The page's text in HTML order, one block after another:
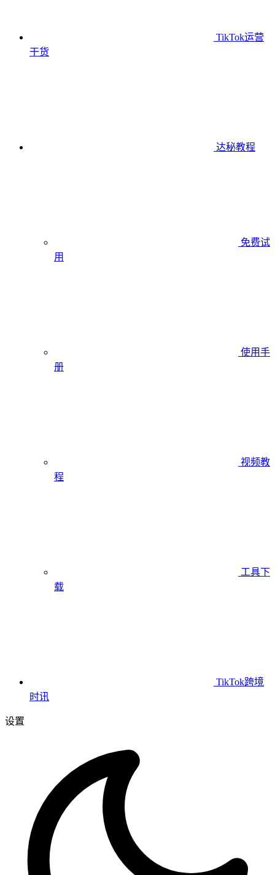
TikTok运营
干货
达秘教程
免费试
用
使用手
册
视频教
程
工具下
载
TikTok跨境
时讯
设置